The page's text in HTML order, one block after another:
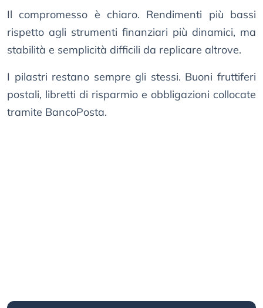
Il compromesso è chiaro. Rendimenti più bassi
rispetto agli strumenti finanziari più dinamici, ma
stabilità e semplicità difficili da replicare altrove.
I pilastri restano sempre gli stessi. Buoni fruttiferi
postali, libretti di risparmio e obbligazioni collocate
tramite BancoPosta.